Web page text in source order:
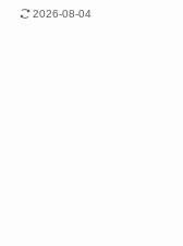
2026-08-04